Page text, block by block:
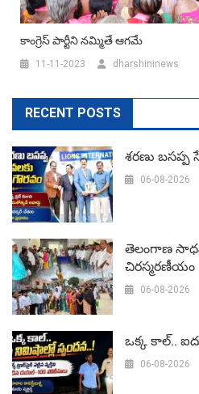
కాంగ్రెస్ పార్టీని నమ్మితే ఆగమే
11-11-2023 dharshininews
RECENT POSTS
శరణు బసప్ప
06-08-2026
తెలంగాణ
చిరస్మరణీయం
06-08-2026
ఒక్క కాల్..
06-08-2026